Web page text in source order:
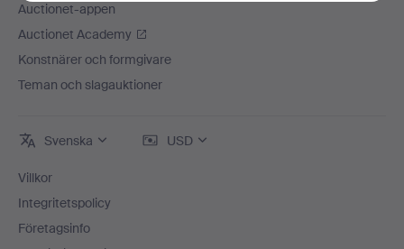
Auctionet-appen
Auctionet Academy
Konstnärer och formgivare
Teman och slagauktioner
Svenska USD
Villkor
Integritetspolicy
Företagsinfo